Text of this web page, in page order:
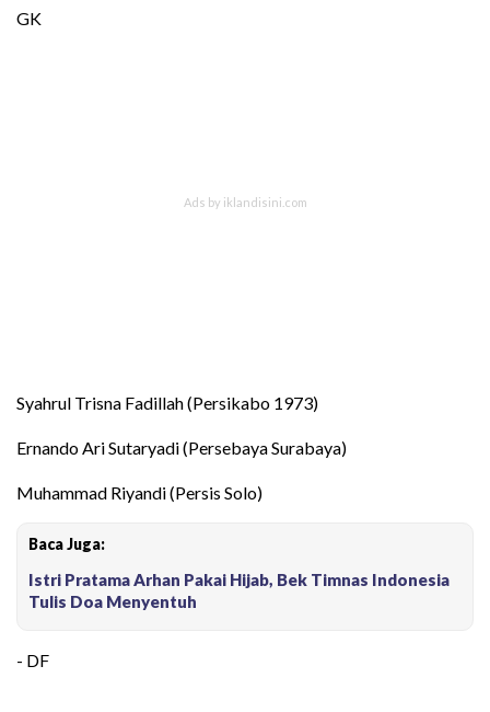
GK
Syahrul Trisna Fadillah (Persikabo 1973)
Ernando Ari Sutaryadi (Persebaya Surabaya)
Muhammad Riyandi (Persis Solo)
Baca Juga:
Istri Pratama Arhan Pakai Hijab, Bek Timnas Indonesia
Tulis Doa Menyentuh
- DF